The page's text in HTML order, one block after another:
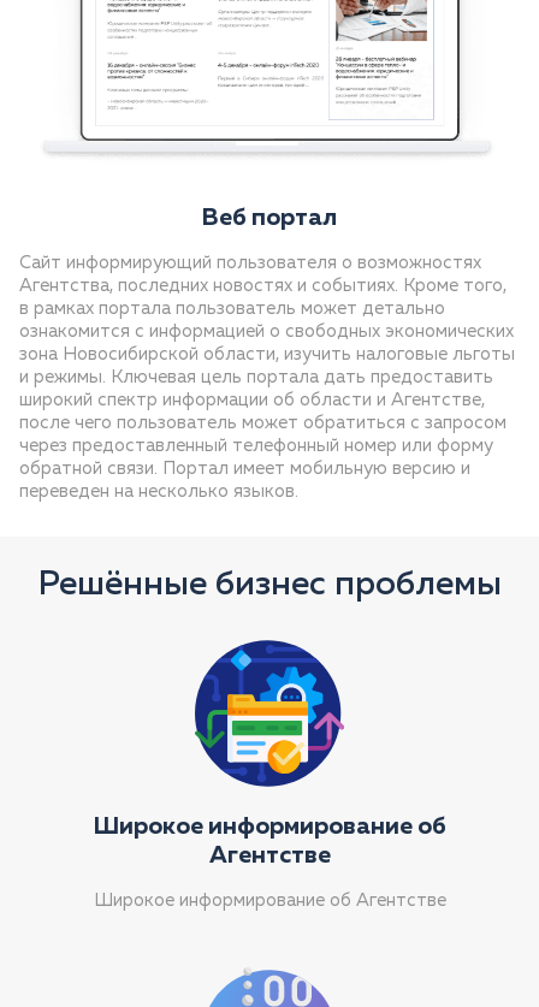
Веб портал
Сайт информирующий пользователя о возможностях
Агентства, последних новостях и событиях. Кроме того,
в рамках портала пользователь может детально
ознакомится с информацией о свободных экономических
зона Новосибирской области, изучить налоговые льготы
и режимы. Ключевая цель портала дать предоставить
широкий спектр информации об области и Агентстве,
после чего пользователь может обратиться с запросом
через предоставленный телефонный номер или форму
обратной связи. Портал имеет мобильную версию и
переведен на несколько языков.
Решённые бизнес проблемы
Широкое информирование об
Агентстве
Широкое информирование об Агентстве